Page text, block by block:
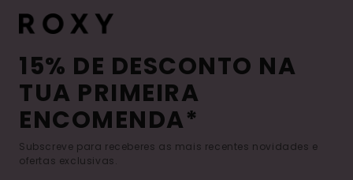
15% DE DESCONTO NA
TUA PRIMEIRA
ENCOMENDA*
Subscreve para receberes as mais recentes novidades e
ofertas exclusivas.